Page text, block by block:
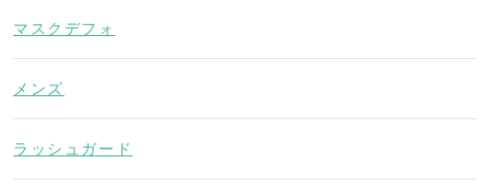
マスクデフォ
メンズ
ラッシュガード